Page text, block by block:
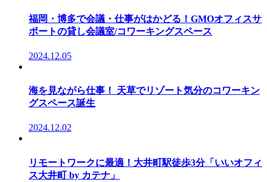
福岡・博多で会議・仕事がはかどる！GMOオフィスサ
ポートの貸し会議室/コワーキングスペース
2024.12.05
海を見ながら仕事！ 天草でリゾート気分のコワーキン
グスペース誕生
2024.12.02
リモートワークに最適！大井町駅徒歩3分「いいオフィ
ス大井町 by カテナ」